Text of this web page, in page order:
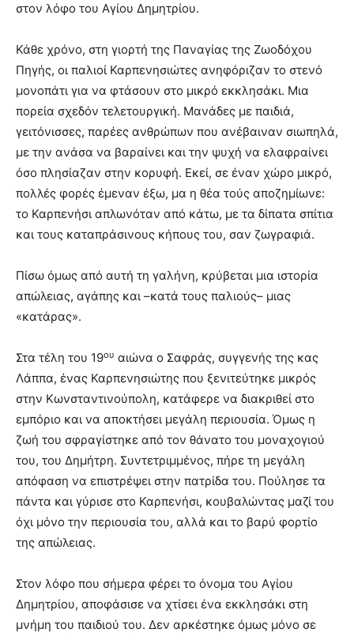
στον λόφο του Αγίου Δημητρίου.
Κάθε χρόνο, στη γιορτή της Παναγίας της Ζωοδόχου
Πηγής, οι παλιοί Καρπενησιώτες ανηφόριζαν το στενό
μονοπάτι για να φτάσουν στο μικρό εκκλησάκι. Μια
πορεία σχεδόν τελετουργική. Μανάδες με παιδιά,
γειτόνισσες, παρέες ανθρώπων που ανέβαιναν σιωπηλά,
με την ανάσα να βαραίνει και την ψυχή να ελαφραίνει
όσο πλησίαζαν στην κορυφή. Εκεί, σε έναν χώρο μικρό,
πολλές φορές έμεναν έξω, μα η θέα τούς αποζημίωνε:
το Καρπενήσι απλωνόταν από κάτω, με τα δίπατα σπίτια
και τους καταπράσινους κήπους του, σαν ζωγραφιά.
Πίσω όμως από αυτή τη γαλήνη, κρύβεται μια ιστορία
απώλειας, αγάπης και –κατά τους παλιούς– μιας
«κατάρας».
Στα τέλη του 19ου αιώνα ο Σαφράς, συγγενής της κας
Λάππα, ένας Καρπενησιώτης που ξενιτεύτηκε μικρός
στην Κωνσταντινούπολη, κατάφερε να διακριθεί στο
εμπόριο και να αποκτήσει μεγάλη περιουσία. Όμως η
ζωή του σφραγίστηκε από τον θάνατο του μοναχογιού
του, του Δημήτρη. Συντετριμμένος, πήρε τη μεγάλη
απόφαση να επιστρέψει στην πατρίδα του. Πούλησε τα
πάντα και γύρισε στο Καρπενήσι, κουβαλώντας μαζί του
όχι μόνο την περιουσία του, αλλά και το βαρύ φορτίο
της απώλειας.
Στον λόφο που σήμερα φέρει το όνομα του Αγίου
Δημητρίου, αποφάσισε να χτίσει ένα εκκλησάκι στη
μνήμη του παιδιού του. Δεν αρκέστηκε όμως μόνο σε